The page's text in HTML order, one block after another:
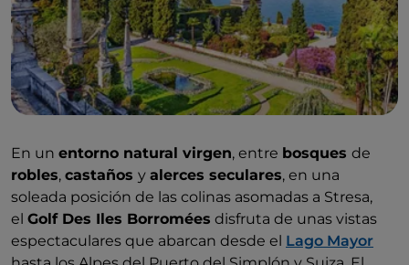
En un entorno natural virgen, entre bosques de
robles, castaños y alerces seculares, en una
soleada posición de las colinas asomadas a Stresa,
el Golf Des Iles Borromées disfruta de unas vistas
espectaculares que abarcan desde el Lago Mayor